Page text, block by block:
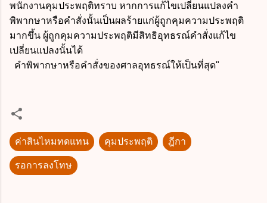
พนักงานคุมประพฤติทราบ หากการแก้ไขเปลี่ยนแปลงคำ
พิพากษาหรือคำสั่งนั้นเป็นผลร้ายแก่ผู้ถูกคุมความประพฤติ
มากขึ้น ผู้ถูกคุมความประพฤติมีสิทธิอุทธรณ์คำสั่งแก้ไข
เปลี่ยนแปลงนั้นได้
คำพิพากษาหรือคำสั่งของศาลอุทธรณ์ให้เป็นที่สุด"
ค่าสินไหมทดแทน คุมประพฤติ ฎีกา
รอการลงโทษ